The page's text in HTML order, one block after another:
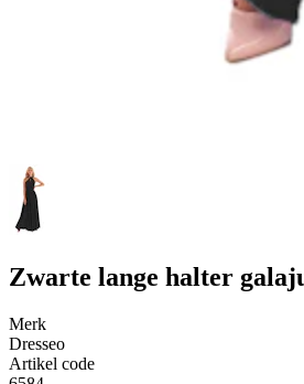
Zwarte lange halter
Merk
Dresseo
Artikel code